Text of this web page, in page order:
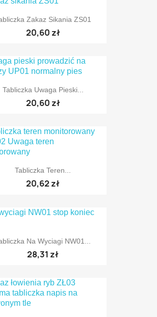
Zakaz Sikania ZS01
20,60 zł
Tabliczka Uwaga Pieski...
20,60 zł
Tabliczka Teren...
20,62 zł
Na Wyciagi NW01...
28,31 zł